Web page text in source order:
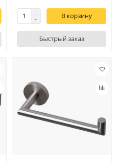
В корзину
Быстрый заказ